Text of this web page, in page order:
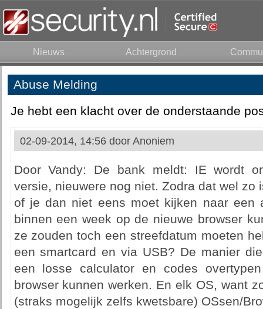
Nieuws Achtergrond
Abuse Melding
Je hebt een klacht over de onderstaande
02-09-2014, 14:56 door Anoniem
Door Vandy: De bank meldt: IE wordt
versie, nieuwere nog niet. Zodra dat wel zo
of je dan niet eens moet kijken naar een
binnen een week op de nieuwe browser
ze zouden toch een streefdatum moeten
een smartcard en via USB? De manier
een losse calculator en codes
browser kunnen werken. En elk OS, want
(straks mogelijk zelfs kwetsbare) OSsen/